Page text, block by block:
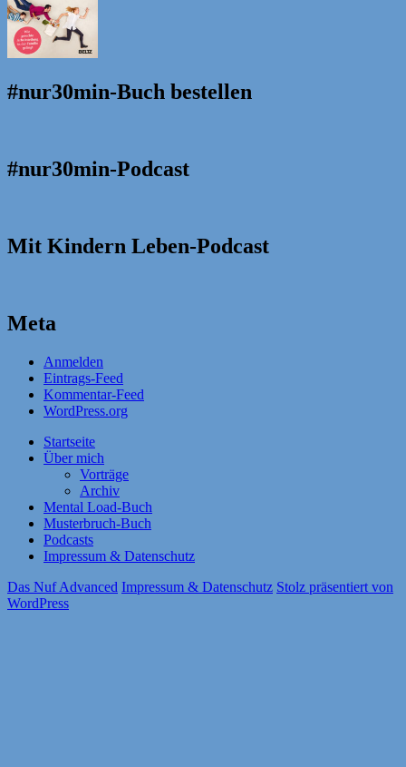
#nur30min-Buch bestellen
#nur30min-Podcast
Mit Kindern Leben-Podcast
Meta
Anmelden
Eintrags-Feed
Kommentar-Feed
WordPress.org
Startseite
Über mich
Vorträge
Archiv
Mental Load-Buch
Musterbruch-Buch
Podcasts
Impressum & Datenschutz
Das Nuf Advanced Impressum & Datenschutz Stolz präsentiert von
WordPress